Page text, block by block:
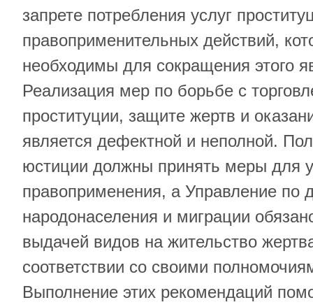
запрете потребления услуг
правоприменительных действий,
необходимы для сокращения этого
Реализация мер по борьбе с
проституции, защите жертв и
является дефектной и неполной.
юстиции должны принять меры для
правоприменения, а Управление по
народонаселения и миграции
выдачей видов на жительство
соответствии со своими
Выполнение этих рекомендаций